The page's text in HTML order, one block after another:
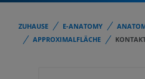
ZUHAUSE E-ANATOMY
APPROXIMALFLÄCHE